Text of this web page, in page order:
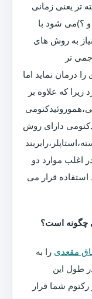
تر یعنی زمانی
و ؟)می شود با
به روش های
تر
درمان نماید اما
که علاوه بر
دارای روش
اغلب موارد دو
قرار می
چگونه است؟
مقعدی را به
طول این
شما قرار